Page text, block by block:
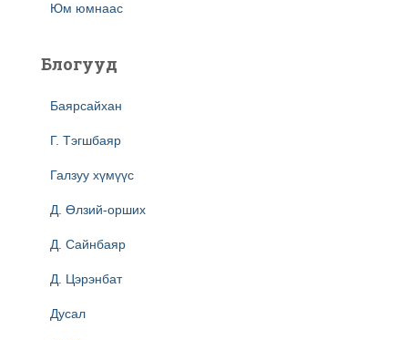
Юм юмнаас
Блогууд
Баярсайхан
Г. Тэгшбаяр
Галзуу хүмүүс
Д. Өлзий-орших
Д. Сайнбаяр
Д. Цэрэнбат
Дусал